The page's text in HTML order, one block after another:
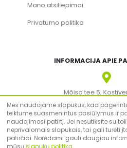
Mano atsiliepimai
Privatumo politika
INFORMACIJA APIE
Mõisa tee 5,
Jõelähtme vald, Harju
KOSTIVERE / Vitateka OÜ –
KMKR:
Mes naudojame slapukus, kad
teiktume suasmenintus pasiūlymus ir
naudojimosi patirtį. Jei nesutiksite su
neprivalomais slapukais, tai gali turėti
patirčiai. Norėdami gauti daugiau
mūsų slapukų politika